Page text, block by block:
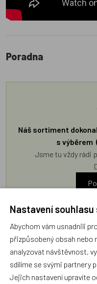
Poradna
Náš sortiment
s výběrem
Jsme tu vždy rádi
Recenze v detailu produktu
odrážejí výhradně názory a
e-shopu Dráček.cz texty
neověřuje.
Nastavení
Abychom vám usnadnili
přizpůsobený obsah nebo
analyzovat návštěvnost,
sdílíme se svými partnery
Jejich nastavení upravíte